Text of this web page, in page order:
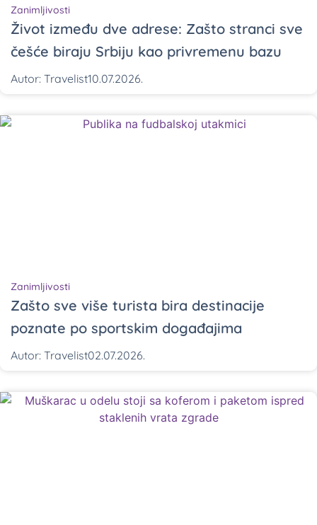
Zanimljivosti
Život između dve adrese: Zašto stranci sve
češće biraju Srbiju kao privremenu bazu
Autor: Travelist10.07.2026.
Zanimljivosti
Zašto sve više turista bira destinacije
poznate po sportskim događajima
Autor: Travelist02.07.2026.